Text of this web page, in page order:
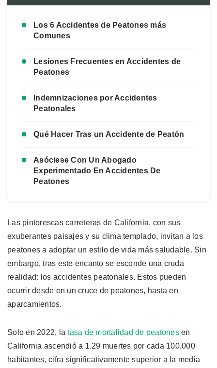
Los 6 Accidentes de Peatones más
Comunes
Lesiones Frecuentes en Accidentes de
Peatones
Indemnizaciones por Accidentes
Peatonales
Qué Hacer Tras un Accidente de Peatón
Asóciese Con Un Abogado
Experimentado En Accidentes De
Peatones
Las pintorescas carreteras de California, con sus
exuberantes paisajes y su clima templado, invitan a los
peatones a adoptar un estilo de vida más saludable. Sin
embargo, tras este encanto se esconde una cruda
realidad: los accidentes peatonales. Estos pueden
ocurrir desde en un cruce de peatones, hasta en
aparcamientos.
Solo en 2022, latasa de mortalidad de peatonesen
California ascendió a 1.29 muertes por cada 100,000
habitantes, cifra significativamente superior a la media